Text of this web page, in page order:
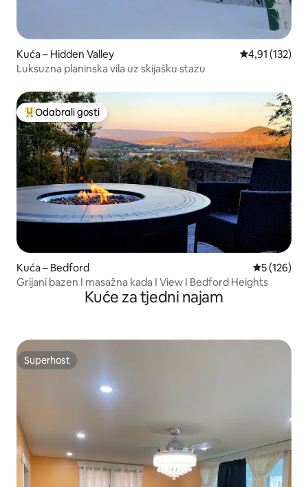
Kuća – Hidden Valley Prosječna
4,91 (132)
Luksuzna planinska vila uz skijašku stazu
Među najviše rangiranima s oznakom „Odabrali gosti”
Odabrali gosti
Kuća – Bedford Prosječna
5 (126)
Grijani bazen I masažna kada I View I Bedford Heights
Kuće za tjedni najam
Superhost
Superhost